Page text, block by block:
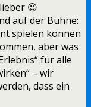
😉
auf der Bühne:
spielen können
aber was
für alle
– wir
dass ein